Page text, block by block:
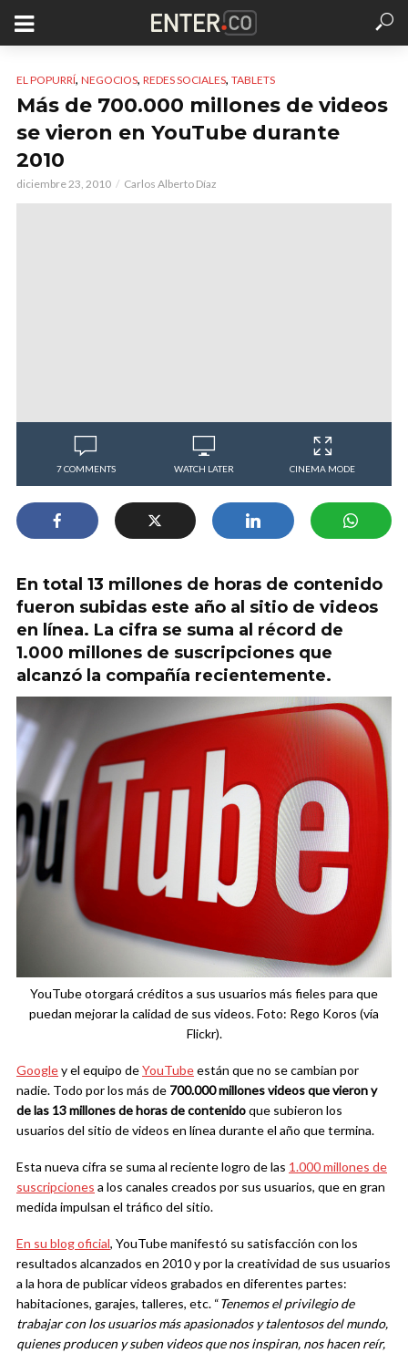
EL POPURRÍ, NEGOCIOS, REDES SOCIALES, TABLETS
Más de 700.000 millones de videos
se vieron en YouTube durante
2010
diciembre 23, 2010 Carlos Alberto Díaz
7 COMMENTS WATCH LATER CINEMA MODE
En total 13 millones de horas de contenido
fueron subidas este año al sitio de videos
en línea. La cifra se suma al récord de
1.000 millones de suscripciones que
alcanzó la compañía recientemente.
YouTube otorgará créditos a sus usuarios más fieles para que
puedan mejorar la calidad de sus videos. Foto: Rego Koros (vía
Flickr).
Googley el equipo deYouTubeestán que no se cambian por
nadie. Todo por los más de 700.000 millones videos que vieron y
de las 13 millones de horas de contenidoque subieron los
usuarios del sitio de videos en línea durante el año que termina.
Esta nueva cifra se suma al reciente logro de las 1.000 millones de
suscripciones a los canales creados por sus usuarios, que en gran
medida impulsan el tráfico del sitio.
En su blog oficial, YouTube manifestó su satisfacción con los
resultados alcanzados en 2010 y por la creatividad de sus usuarios
a la hora de publicar videos grabados en diferentes partes:
habitaciones, garajes, talleres, etc. “Tenemos el privilegio de
trabajar con los usuarios más apasionados y talentosos del mundo,
quienes producen y suben videos que nos inspiran, nos hacen reír,